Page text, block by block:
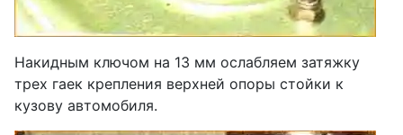
Накидным ключом на 13 мм ослабляем затяжку
трех гаек крепления верхней опоры стойки к
кузову автомобиля.